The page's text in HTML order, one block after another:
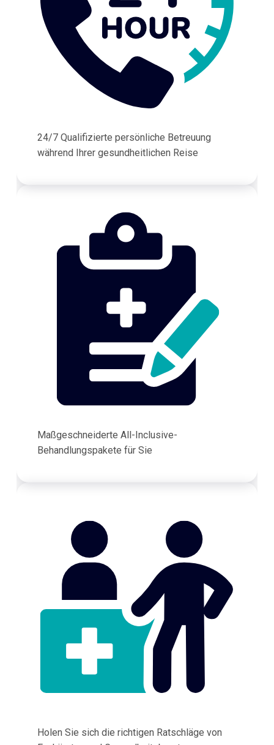
24/7 Qualifizierte persönliche Betreuung
während Ihrer gesundheitlichen Reise
Maßgeschneiderte All-Inclusive-
Behandlungspakete für Sie
Holen Sie sich die richtigen Ratschläge von